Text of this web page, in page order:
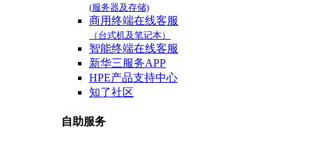
(服务器及存储)
商用终端在线客服
（台式机及笔记本）
智能终端在线客服
新华三服务APP
HPE产品支持中心
知了社区
自助服务